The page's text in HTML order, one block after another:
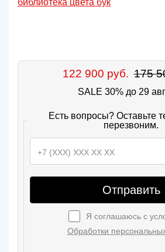
122 900 руб. 175
SALE 30% до 29
Есть вопросы? Оставьте
перезвоним.
Отправить
Я соглашаюсь с
Обработки